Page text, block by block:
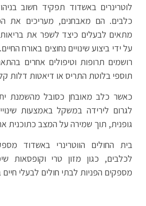
לוטרינרים באשדוד תפקיד חשוב
כלבים. הם מאבחנים, מעריכים את
מתאים לבעלים כיצד לשפר את
על ידי ביצוע שינויים נחוצים באורח
רושמים תרופות וטיפולים אחרים
תוספי בלוטת התריס או דיאטות דלות
כאשר כלב מאובחן כסובל מהשמנת
לגרום לירידה במשקל באמצעות
גופנית, תוך שמירה על המצב כתוכנית
בית החולים הווטרינרי באשדוד
לכלבים, כגון מזון טרי וקופסאות
מספקים הפניות לבתי חולים לבעלי